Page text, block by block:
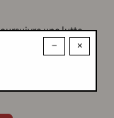
une lutte
mais pour
×
−